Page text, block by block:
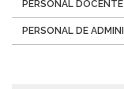
PERSONAL
PERSONAL DE